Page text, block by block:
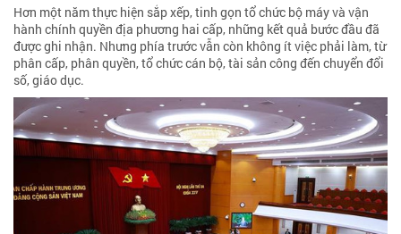
Hơn một năm thực hiện sắp xếp, tinh gọn tổ chức bộ máy và vận
hành chính quyền địa phương hai cấp, những kết quả bước đầu đã
được ghi nhận. Nhưng phía trước vẫn còn không ít việc phải làm, từ
phân cấp, phân quyền, tổ chức cán bộ, tài sản công đến chuyển đổi
số, giáo dục.